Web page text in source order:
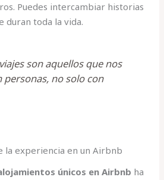
Puedes intercambiar historias
duran toda la vida.
son aquellos que nos
personas, no solo con
la experiencia en un Airbnb
únicos en Airbnb ha